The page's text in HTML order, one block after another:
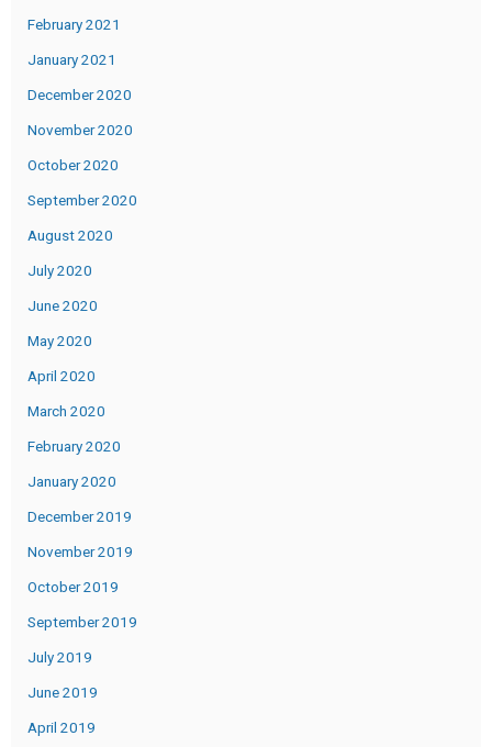
February 2021
January 2021
December 2020
November 2020
October 2020
September 2020
August 2020
July 2020
June 2020
May 2020
April 2020
March 2020
February 2020
January 2020
December 2019
November 2019
October 2019
September 2019
July 2019
June 2019
April 2019